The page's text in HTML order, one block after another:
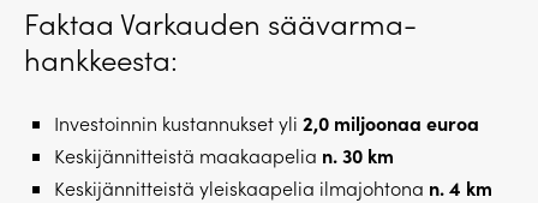
Faktaa Varkauden säävarma-
hankkeesta:
Investoinnin kustannukset yli 2,0 miljoonaa euroa
Keskijännitteistä maakaapelia n. 30 km
Keskijännitteistä yleiskaapelia ilmajohtona n. 4 km